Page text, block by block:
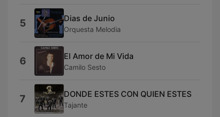
5 Dias de Junio
Orquesta Melodia
6 El Amor de Mi Vida
Camilo Sesto
7 DONDE ESTES CON QUIEN ESTES
Tajante